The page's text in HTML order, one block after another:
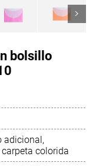
>
bolsillo
adicional,
colorida